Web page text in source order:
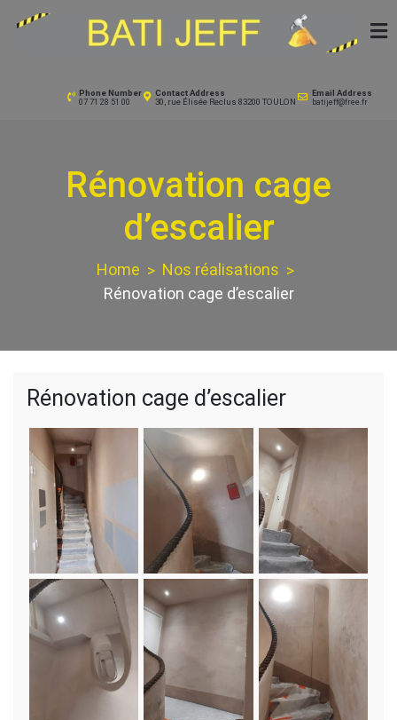
Phone Number
07 71 28 51 00
Contact Address
30, rue Élisée Reclus 83200 TOULON
Email Address
batijeff@free.fr
Rénovation cage
d’escalier
Home
Nos réalisations
Rénovation cage d’escalier
Rénovation cage d’escalier